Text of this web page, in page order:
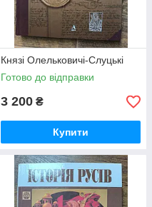
Князі Олельковичі-Слуцькі
Готово до відправки
3 200 ₴
Купити